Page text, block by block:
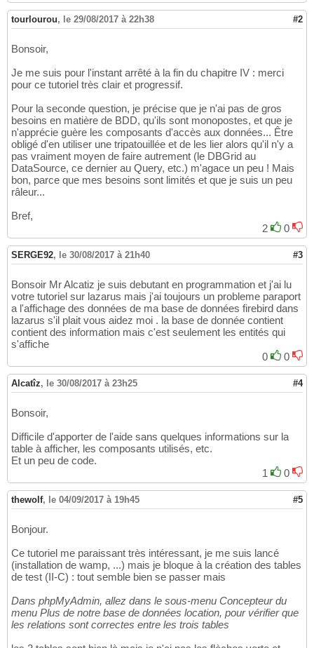
tourlourou, le 29/08/2017 à 22h38 #2
Bonsoir,
Je me suis pour l'instant arrêté à la fin du chapitre IV : merci
pour ce tutoriel très clair et progressif.
Pour la seconde question, je précise que je n'ai pas de gros
besoins en matière de BDD, qu'ils sont monopostes, et que je
n'apprécie guère les composants d'accès aux données... Être
obligé d'en utiliser une tripatouillée et de les lier alors qu'il n'y a
pas vraiment moyen de faire autrement (le DBGrid au
DataSource, ce dernier au Query, etc.) m'agace un peu ! Mais
bon, parce que mes besoins sont limités et que je suis un peu
râleur...
Bref,
2
0
SERGE92, le 30/08/2017 à 21h40 #3
Bonsoir Mr Alcatiz je suis debutant en programmation et j'ai lu
votre tutoriel sur lazarus mais j'ai toujours un probleme paraport
a l'affichage des données de ma base de données firebird dans
lazarus s'il plait vous aidez moi . la base de donnée contient
contient des information mais c'est seulement les entités qui
s'affiche
0
0
Alcatîz, le 30/08/2017 à 23h25 #4
Bonsoir,
Difficile d'apporter de l'aide sans quelques informations sur la
table à afficher, les composants utilisés, etc.
Et un peu de code.
1
0
thewolf, le 04/09/2017 à 19h45 #5
Bonjour.
Ce tutoriel me paraissant très intéressant, je me suis lancé
(installation de wamp, ...) mais je bloque à la création des tables
de test (II-C) : tout semble bien se passer mais
Dans phpMyAdmin, allez dans le sous-menu Concepteur du
menu Plus de notre base de données location, pour vérifier que
les relations sont correctes entre les trois tables